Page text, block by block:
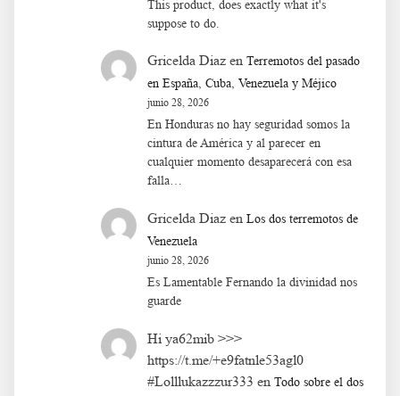
This product, does exactly what it's
suppose to do.
Gricelda Diaz en Terremotos del pasado
en España, Cuba, Venezuela y Méjico
junio 28, 2026
En Honduras no hay seguridad somos la
cintura de América y al parecer en
cualquier momento desaparecerá con esa
falla…
Gricelda Diaz en Los dos terremotos de
Venezuela
junio 28, 2026
Es Lamentable Fernando la divinidad nos
guarde
Hi ya62mib >>>
https://t.me/+e9fatnle53agl0
#Lolllukazzzur333 en Todo sobre el dos